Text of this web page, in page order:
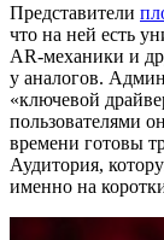
Представители
что на ней есть
AR-механики и
у аналогов.
«ключевой
пользователями
времени готовы
Аудитория,
именно на